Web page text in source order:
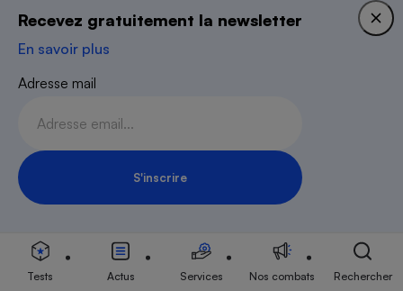
Inscription Newsletter
Recevez gratuitement la newsletter
En savoir plus
Adresse mail
S'inscrire
Devenir adhérent
Devenir bénévole
Données personnelles
Plan du site
Tests Actus Services Nos combats Rechercher